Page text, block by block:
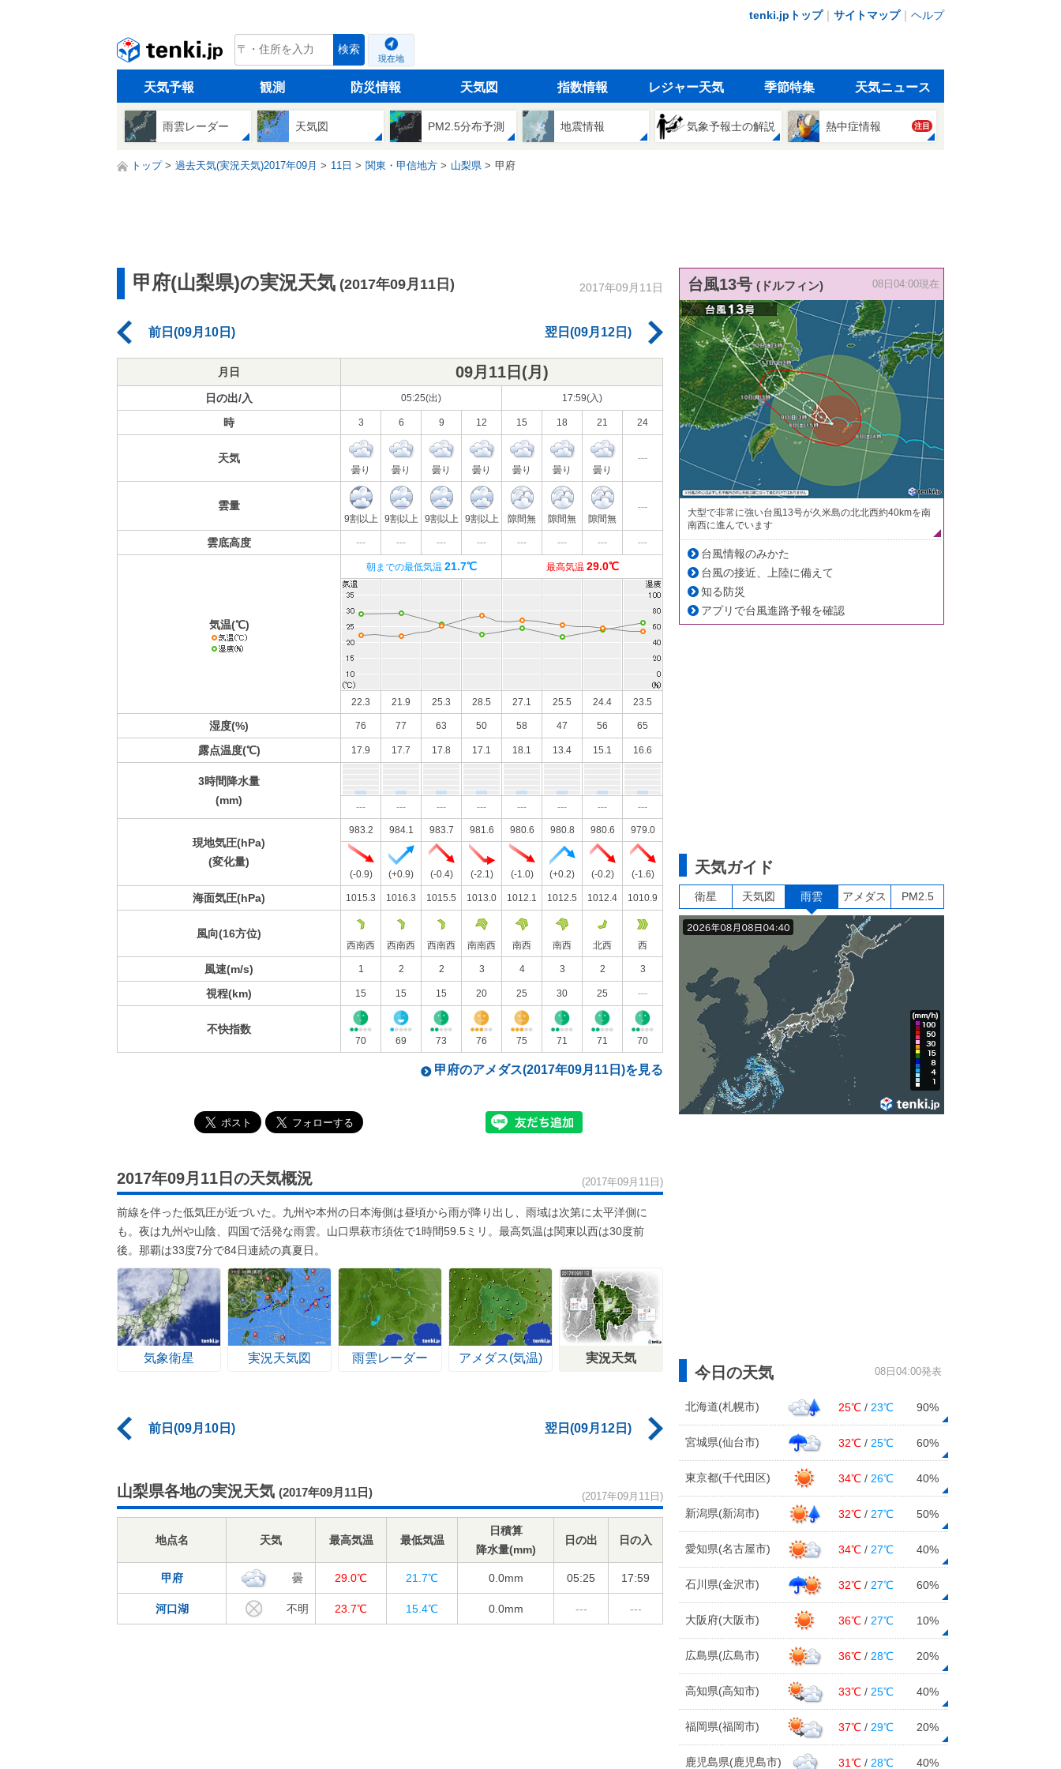
tenki.jpトップ｜ サイトマップ｜ ヘルプ
tenki.jp 検索
現在地
天気予報 観測 防災情報 天気図 指数情報 レジャー天気 季節特集 天気ニュース
雨雲レーダー 天気図 PM2.5分布予測 地震情報 気象予報士の解説 熱中症情報 注目
トップ 過去天気(実況天気)2017年09月 11日 関東・甲信地方 山梨県 甲府
甲府(山梨県)の実況天気 (2017年09月11日) 2017年09月11日
前日(09月10日) 翌日(09月12日)
月日 09月11日(月 )
日の出/入 05:25(出) 17:59(入)
時 3 6 9 12 15 18 21 24
天気
曇り 曇り 曇り 曇り 曇り 曇り 曇り
---
雲量
9割以上 9割以上 9割以上 9割以上 隙間無 隙間無 隙間無
---
雲底高度 --- --- --- --- --- --- --- ---
気温(℃)
朝までの最低気温 21.7℃ 最高気温 29.0℃
22.3 21.9 25.3 28.5 27.1 25.5 24.4 23.5
湿度(%) 76 77 63 50 58 47 56 65
露点温度(℃) 17.9 17.7 17.8 17.1 18.1 13.4 15.1 16.6
3時間降水量
(mm)
--- --- --- --- --- --- --- ---
現地気圧(hPa)
(変化量)
983.2 984.1 983.7 981.6 980.6 980.8 980.6 979.0
(-0.9) (+0.9) (-0.4) (-2.1) (-1.0) (+0.2) (-0.2) (-1.6)
海面気圧(hPa) 1015.3 1016.3 1015.5 1013.0 1012.1 1012.5 1012.4 1010.9
風向(16方位)
西南西 西南西 西南西 南南西 南西 南西 北西 西
風速(m/s) 1 2 2 3 4 3 2 3
視程(km) 15 15 15 20 25 30 25 ---
不快指数
70 69 73 76 75 71 71 70
甲府のアメダス(2017年09月11日)を見る
2017年09月11日の天気概況 (2017年09月11日)
前線を伴った低気圧が近づいた。九州や本州の日本海側は昼頃から雨が降り出し、雨域は次第に太平洋側に
も。夜は九州や山陰、四国で活発な雨雲。山口県萩市須佐で1時間59.5ミリ。最高気温は関東以西は30度前
後。那覇は33度7分で84日連続の真夏日。
気象衛星 実況天気図 雨雲レーダー アメダス(気温) 実況天気
前日(09月10日) 翌日(09月12日)
山梨県各地の実況天気 (2017年09月11日) (2017年09月11日)
地点名 天気 最高気温 最低気温
日積算
降水量(mm)
日の出 日の入
甲府 曇 29.0℃ 21.7℃ 0.0mm 05:25 17:59
河口湖 不明 23.7℃ 15.4℃ 0.0mm --- ---
台風13号 (ドルフィン) 08日04:00現在
大型で非常に強い台風13号が久米島の北北西約40kmを南
南西に進んでいます
台風情報のみかた
台風の接近、上陸に備えて
知る防災
アプリで台風進路予報を確認
天気ガイド
衛星 天気図 雨雲 アメダス PM2.5
今日の天気 08日04:00発表
北海道(札幌市) 25℃ / 23℃ 90%
宮城県(仙台市) 32℃ / 25℃ 60%
東京都(千代田区) 34℃ / 26℃ 40%
新潟県(新潟市) 32℃ / 27℃ 50%
愛知県(名古屋市) 34℃ / 27℃ 40%
石川県(金沢市) 32℃ / 27℃ 60%
大阪府(大阪市) 36℃ / 27℃ 10%
広島県(広島市) 36℃ / 28℃ 20%
高知県(高知市) 33℃ / 25℃ 40%
福岡県(福岡市) 37℃ / 29℃ 20%
鹿児島県(鹿児島市) 31℃ / 28℃ 40%